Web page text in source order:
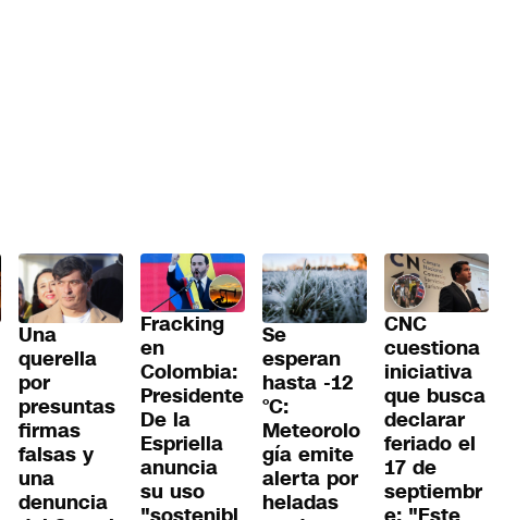
Una
querella
por
presuntas
firmas
falsas y
una
denuncia
Fracking
en
Colombia:
Presidente
De la
Espriella
anuncia
su uso
Se
esperan
hasta -12
°C:
Meteorolo
gía emite
alerta por
heladas
CNC
cuestiona
iniciativa
que busca
declarar
feriado el
17 de
septiembr